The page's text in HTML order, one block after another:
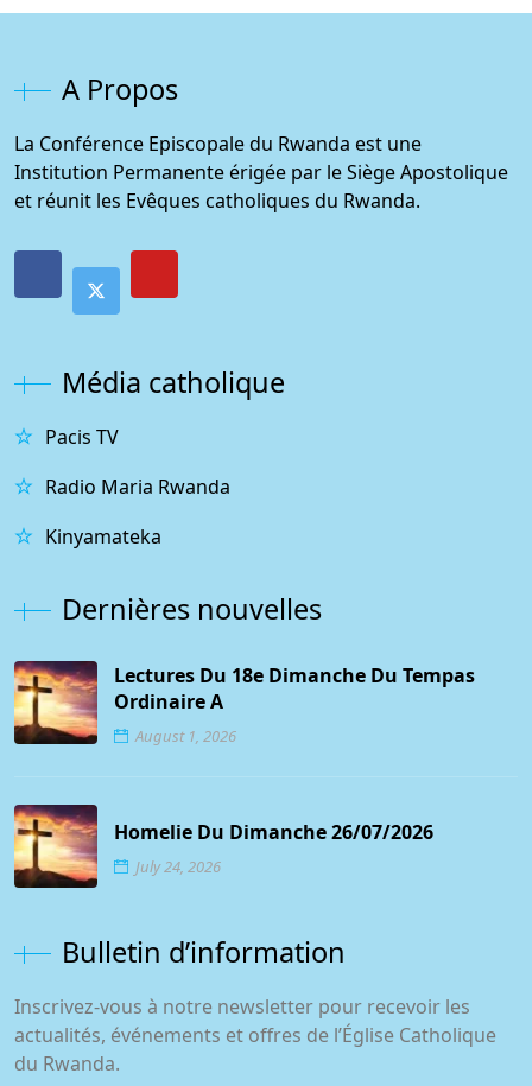
A Propos
La Conférence Episcopale du Rwanda est une
Institution Permanente érigée par le Siège Apostolique
et réunit les Evêques catholiques du Rwanda.
Média catholique
Pacis TV
Radio Maria Rwanda
Kinyamateka
Dernières nouvelles
Lectures Du 18e Dimanche Du Tempas
Ordinaire A
August 1, 2026
Homelie Du Dimanche 26/07/2026
July 24, 2026
Bulletin d’information
Inscrivez-vous à notre newsletter pour recevoir les
actualités, événements et offres de l’Église Catholique
du Rwanda.